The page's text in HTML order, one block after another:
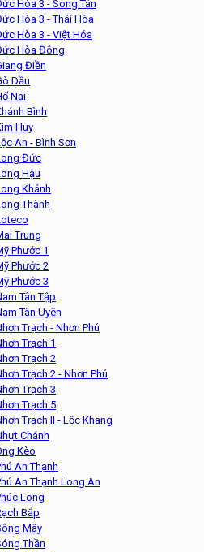
Hòa 3 - Song Tân
Hòa 3 - Thái Hòa
Hòa 3 - Việt Hóa
Hòa Đông
Điền
Dầu
Nai
Bình
Huy
An - Bình Sơn
Đức
Hậu
Khánh
Thành
Trung
Phước 1
Phước 2
Phước 3
Tân Tập
Tân Uyên
Trạch - Nhơn Phú
Trạch 1
Trạch 2
Trạch 2 - Nhơn Phú
Trạch 3
Trạch 5
Trạch II - Lộc Khang
Chánh
Kèo
An Thạnh
An Thạnh Long An
Long
Bắp
Mây
Thần